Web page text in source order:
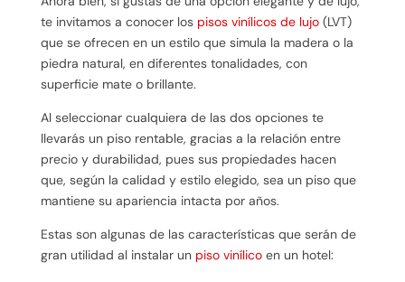
te invitamos a conocer los pisos vinílicos de lujo(LVT)
que se ofrecen en un estilo que simula la madera o la
piedra natural, en diferentes tonalidades, con
superficie mate o brillante.
Al seleccionar cualquiera de las dos opciones te
llevarás un piso rentable, gracias a la relación entre
precio y durabilidad, pues sus propiedades hacen
que, según la calidad y estilo elegido, sea un piso que
mantiene su apariencia intacta por años.
Estas son algunas de las características que serán de
gran utilidad al instalar un piso vinílicoen un hotel: